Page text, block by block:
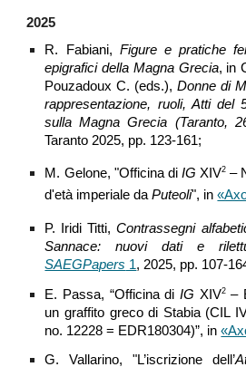
2025
R.
Fabiani, Figure e pratiche
epigrafici della Magna Grecia, in
Pouzadoux C. (eds.),Donne di
rappresentazione, ruoli, Atti del
sulla Magna Grecia (Taranto,
Taranto 2025, pp. 123-161;
M . Gelone, "Officina di IG XIV2 –
d'età imperiale daPuteoli", in
P. Iridi Titti,Contrassegni
Sannace: nuovi dati e
SAEGPapers 1, 2025, pp. 107-
E. Passa, “Officina di IG XIV2–
un graffito greco di Stabia (CIL
no. 12228 = EDR180304)”, in
G. Vallarino, "L’iscrizione dell’